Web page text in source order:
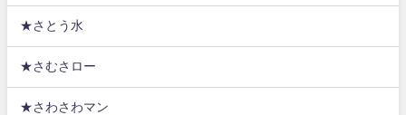
★さとう水
★さむさロー
★さわさわマン